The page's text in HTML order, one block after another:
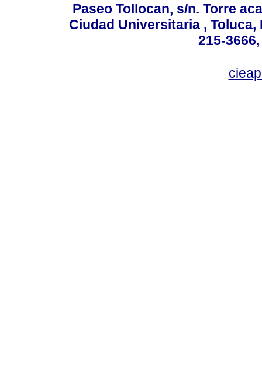
Paseo Tollocan, s/n. Torre
Ciudad Universitaria , Toluca,
215-